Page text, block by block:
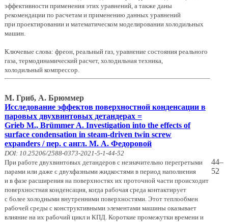
эффективности применения этих уравнений, а также даны
рекомендации по расчетам и применению данных уравнений
при проектировании и математическом моделировании холодильных
машин.
Ключевые слова: фреон, реальный газ, уравнение состояния реального
газа, термодинамический расчет, холодильная техника,
холодильный компрессор.
М. Гриб, А. Брюммер
Исследование эффектов поверхностной конденсации в
паровых двухвинтовых детандерах =
Grieb M., Brümmer A. Investigation into the effects of
surface condensation in steam-driven twin screw
expanders / пер. с англ. М. А. Федоровой
DOI: 10.25206/2588-0373-2021-5-1-44-52
При работе двухвинтовых детандеров с незначительно перегретыми
парами или даже с двухфазными жидкостями в период наполнения
и в фазе расширения на поверхностях их проточной части происходит
поверхностная конденсация, когда рабочая среда контактирует
с более холодными внутренними поверхностями. Этот теплообмен
рабочей среды с конструктивными элементами машины оказывает
влияние на их рабочий цикл и КПД. Короткие промежутки времени и
44–
52